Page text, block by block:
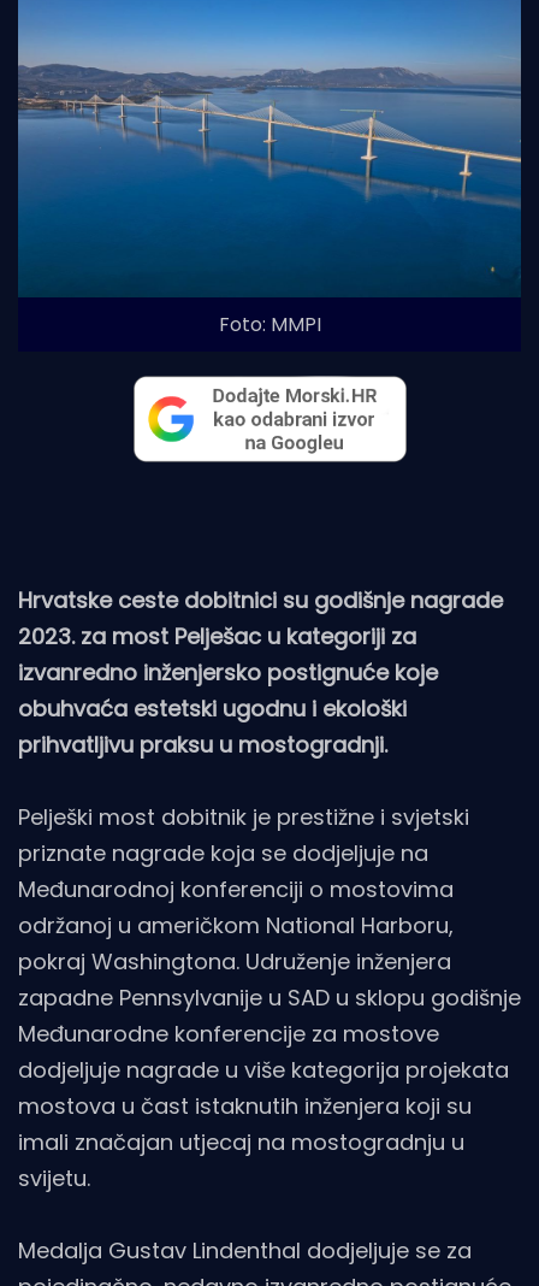
Foto: MMPI
Hrvatske ceste dobitnici su godišnje nagrade
2023. za most Pelješac u kategoriji za
izvanredno inženjersko postignuće koje
obuhvaća estetski ugodnu i ekološki
prihvatljivu praksu u mostogradnji.
Pelješki most dobitnik je prestižne i svjetski
priznate nagrade koja se dodjeljuje na
Međunarodnoj konferenciji o mostovima
održanoj u američkom National Harboru,
pokraj Washingtona. Udruženje inženjera
zapadne Pennsylvanije u SAD u sklopu godišnje
Međunarodne konferencije za mostove
dodjeljuje nagrade u više kategorija projekata
mostova u čast istaknutih inženjera koji su
imali značajan utjecaj na mostogradnju u
svijetu.
Medalja Gustav Lindenthal dodjeljuje se za